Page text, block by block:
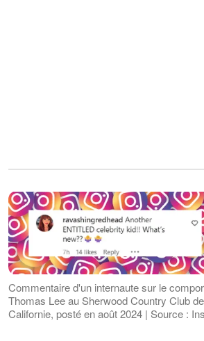
Commentaire d'un internaute sur le
Thomas Lee au Sherwood Country Club
Californie, posté en août 2024 | Source :